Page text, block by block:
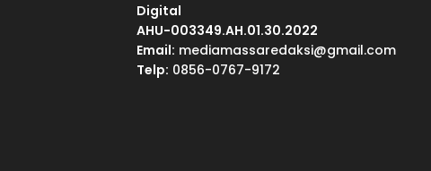
Digital
AHU-003349.AH.01.30.2022
Email: mediamassaredaksi@gmail.com
Telp: 0856-0767-9172